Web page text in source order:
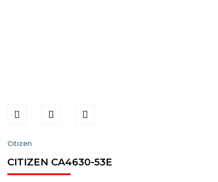
Cıtızen
CITIZEN CA4630-53E